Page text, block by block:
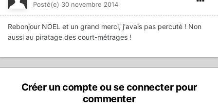
Posté(e) 30 novembre 2014
Rebonjour NOEL et un grand merci, j'avais pas percuté ! Non
aussi au piratage des court-métrages !
Créer un compte ou se connecter pour
commenter